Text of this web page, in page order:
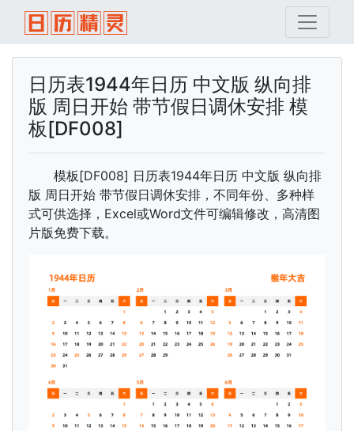
日历表1944年日历 中文版 纵向排
版 周日开始 带节假日调休安排 模
板[DF008]
模板[DF008] 日历表1944年日历 中文版 纵向排
版 周日开始 带节假日调休安排，不同年份、多种样
式可供选择，Excel或Word文件可编辑修改，高清图
片版免费下载。